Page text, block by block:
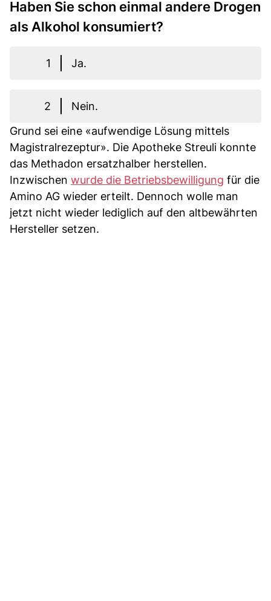
Haben Sie schon einmal andere Drogen
als Alkohol konsumiert?
1 Ja.
2
Nein.
Grund sei eine «aufwendige Lösung mittels
Magistralrezeptur». Die Apotheke Streuli konnte
das Methadon ersatzhalber herstellen.
Inzwischen wurde die Betriebsbewilligung für die
Amino AG wieder erteilt. Dennoch wolle man
jetzt nicht wieder lediglich auf den altbewährten
Hersteller setzen.